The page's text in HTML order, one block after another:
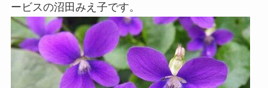
ービスの沼田みえ子です。